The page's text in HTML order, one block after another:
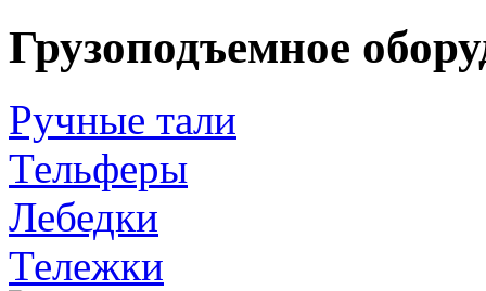
Грузоподъемное
Ручные тали
Тельферы
Лебедки
Тележки